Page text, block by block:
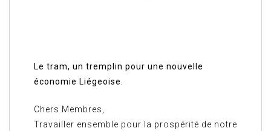
Le tram, un tremplin pour une nouvelle
économie Liégeoise.
Chers Membres,
Travailler ensemble pour la prospérité de notre